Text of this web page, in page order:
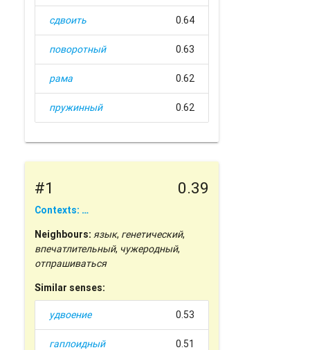
сдвоить 0.64
поворотный 0.63
рама 0.62
пружинный 0.62
#1 0.39
Contexts: …
Neighbours: язык, генетический,
впечатлительный, чужеродный,
отпрашиваться
Similar senses:
удвоение 0.53
гаплоидный 0.51